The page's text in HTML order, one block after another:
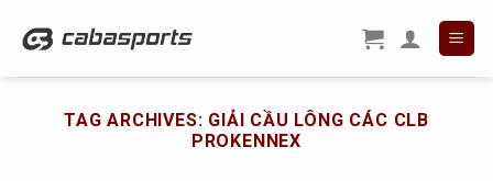
TAG ARCHIVES: GIẢI CẦU LÔNG CÁC CLB
PROKENNEX